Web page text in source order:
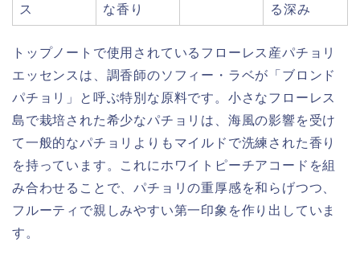
ス
な香り
る深み
トップノートで使用されているフローレス産パチョリ
エッセンスは、調香師のソフィー・ラベが「ブロンド
パチョリ」と呼ぶ特別な原料です。小さなフローレス
島で栽培された希少なパチョリは、海風の影響を受け
て一般的なパチョリよりもマイルドで洗練された香り
を持っています。これにホワイトピーチアコードを組
み合わせることで、パチョリの重厚感を和らげつつ、
フルーティで親しみやすい第一印象を作り出していま
す。